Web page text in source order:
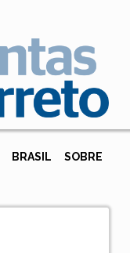
BRASIL SOBRE